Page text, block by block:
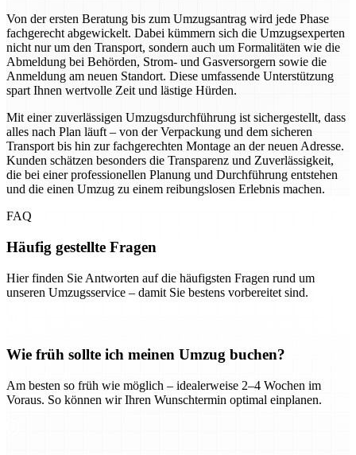
Von der ersten Beratung bis zum Umzugsantrag wird jede Phase
fachgerecht abgewickelt. Dabei kümmern sich die Umzugsexperten
nicht nur um den Transport, sondern auch um Formalitäten wie die
Abmeldung bei Behörden, Strom- und Gasversorgern sowie die
Anmeldung am neuen Standort. Diese umfassende Unterstützung
spart Ihnen wertvolle Zeit und lästige Hürden.
Mit einer zuverlässigen Umzugsdurchführung ist sichergestellt, dass
alles nach Plan läuft – von der Verpackung und dem sicheren
Transport bis hin zur fachgerechten Montage an der neuen Adresse.
Kunden schätzen besonders die Transparenz und Zuverlässigkeit,
die bei einer professionellen Planung und Durchführung entstehen
und die einen Umzug zu einem reibungslosen Erlebnis machen.
FAQ
Häufig gestellte Fragen
Hier finden Sie Antworten auf die häufigsten Fragen rund um
unseren Umzugsservice – damit Sie bestens vorbereitet sind.
Wie früh sollte ich meinen Umzug buchen?
Am besten so früh wie möglich – idealerweise 2–4 Wochen im
Voraus. So können wir Ihren Wunschtermin optimal einplanen.